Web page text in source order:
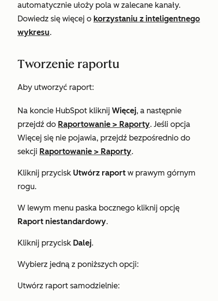
automatycznie ułoży pola w zalecane kanały.
Dowiedz się więcej o korzystaniu z inteligentnego
wykresu.
Tworzenie raportu
Aby utworzyć raport:
Na koncie HubSpot kliknij Więcej, a następnie
przejdź do Raportowanie > Raporty. Jeśli opcja
Więcej się nie pojawia, przejdź bezpośrednio do
sekcji Raportowanie > Raporty.
Kliknij przycisk Utwórz raport w prawym górnym
rogu.
W lewym menu paska bocznego kliknij opcję
Raport niestandardowy.
Kliknij przycisk Dalej.
Wybierz jedną z poniższych opcji:
Utwórz raport samodzielnie: